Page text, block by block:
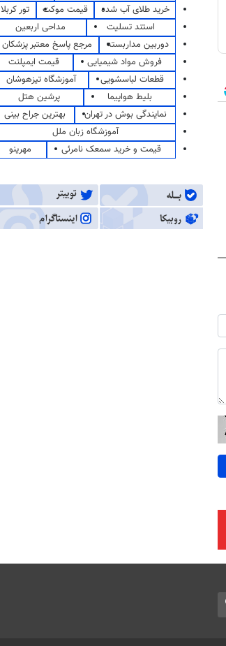
خرید طلای آب شده
قیمت موکت
تور کربلا
استند تسلیت
مداحی اربعین
دوربین مداربسته
مرجع پاسخ معتبر پزشکان
فروش مواد شیمیایی
قیمت ایمپلنت
قطعات لباسشویی
آموزشگاه تیزهوشان
بلیط هواپیما
پرشین هتل
نمایندگی بوش در تهران
بهترین جراح بینی
آموزشگاه زبان ملل
قیمت و خرید سمعک نامرئی
مهرینو